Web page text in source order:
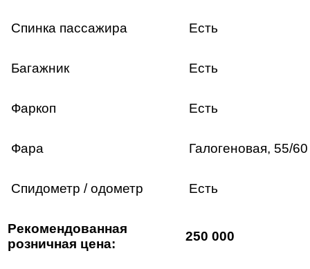
Спинка пассажира Есть
Багажник Есть
Фаркоп Есть
Фара Галогеновая, 55/60
Спидометр / одометр Есть
Рекомендованная
розничная цена:
250 000